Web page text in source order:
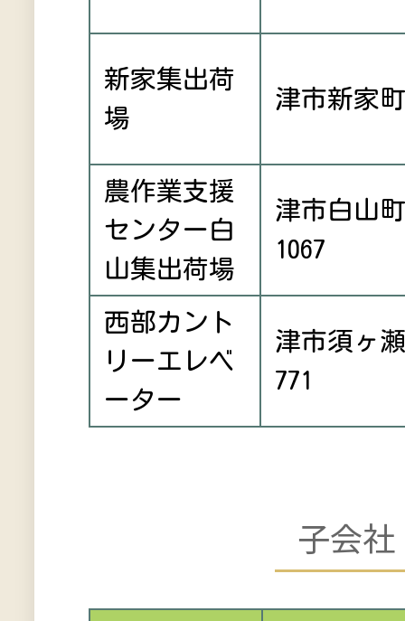
新家集出荷
場
津市新家
農作業支援
センター白
山集出荷場
津市白山
1067
西部カント
リーエレベ
ーター
津市須ヶ
771
子会社